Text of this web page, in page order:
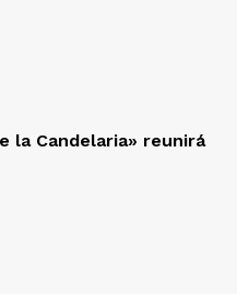
la Candelaria» reunirá